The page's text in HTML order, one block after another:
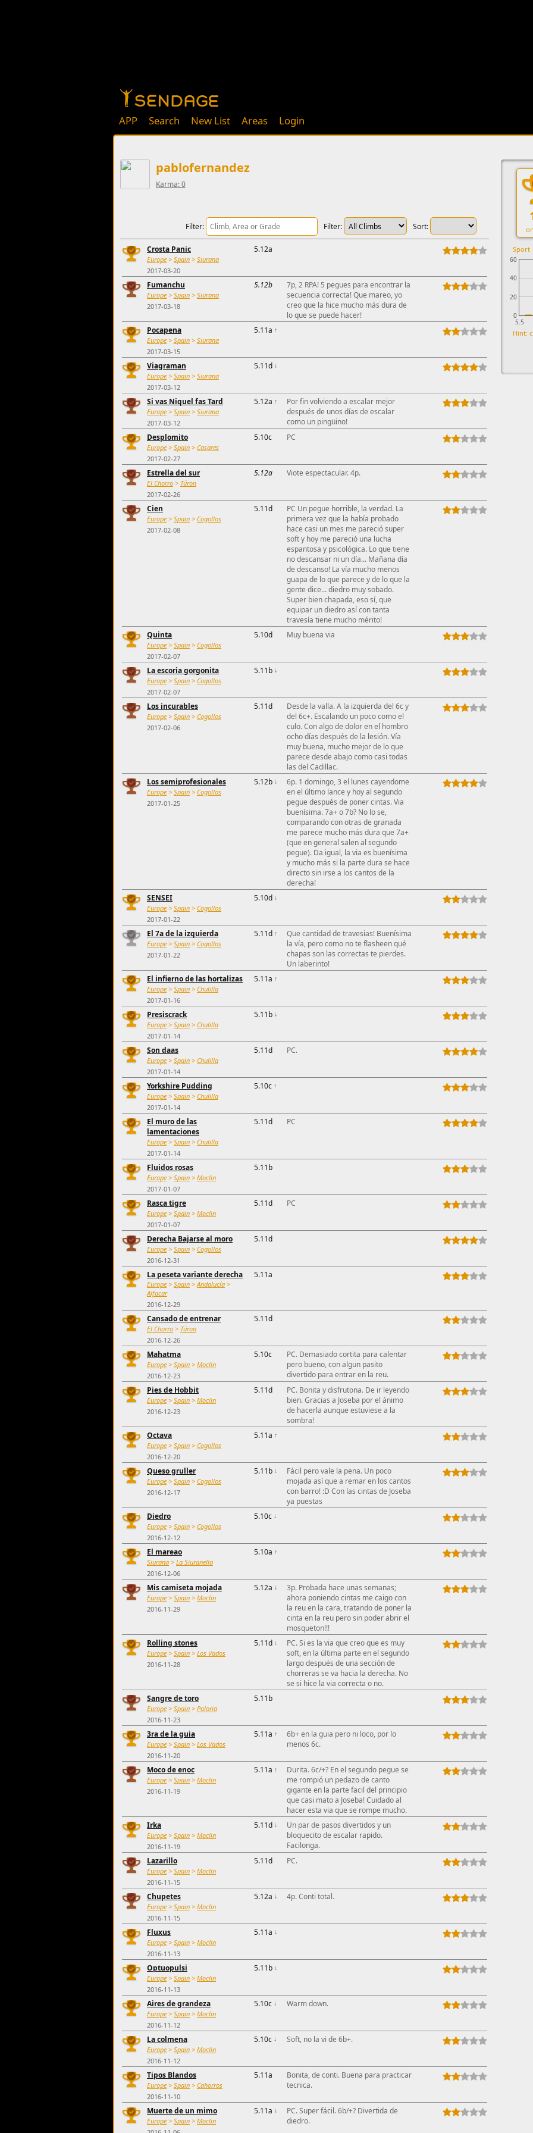
APP Search New List Areas Login
pablofernandez
Karma: 0
Sort:
Filter:
Filter:
Crosta Panic
Europe > Spain > Siurana
2017-03-20
5.12a
Fumanchu
Europe > Spain > Siurana
2017-03-18
5.12b
7p, 2 RPA! 5 pegues para encontrar la
secuencia correcta! Que mareo, yo
creo que la hice mucho más dura de
lo que se puede hacer!
Pocapena
Europe > Spain > Siurana
2017-03-15
5.11a ↑
Viagraman
Europe > Spain > Siurana
2017-03-12
5.11d ↓
Si vas Niquel fas Tard
Europe > Spain > Siurana
2017-03-12
5.12a ↑
Por fin volviendo a escalar mejor
después de unos días de escalar
como un pingüino!
Desplomito
Europe > Spain > Casares
2017-02-27
5.10c PC
Estrella del sur
El Chorro > Túron
2017-02-26
5.12a Viote espectacular. 4p.
Cien
Europe > Spain > Cogollos
2017-02-08
5.11d
PC Un pegue horrible, la verdad. La
primera vez que la había probado
hace casi un mes me pareció super
soft y hoy me pareció una lucha
espantosa y psicológica. Lo que tiene
no descansar ni un día... Mañana día
de descanso! La vía mucho menos
guapa de lo que parece y de lo que la
gente dice... diedro muy sobado.
Super bien chapada, eso sí, que
equipar un diedro así con tanta
travesía tiene mucho mérito!
Quinta
Europe > Spain > Cogollos
2017-02-07
5.10d Muy buena via
La escoria gorgonita
Europe > Spain > Cogollos
2017-02-07
5.11b ↓
Los incurables
Europe > Spain > Cogollos
2017-02-06
5.11d
Desde la valla. A la izquierda del 6c y
del 6c+. Escalando un poco como el
culo. Con algo de dolor en el hombro
ocho días después de la lesión. Vía
muy buena, mucho mejor de lo que
parece desde abajo como casi todas
las del Cadillac.
Los semiprofesionales
Europe > Spain > Cogollos
2017-01-25
5.12b ↓
6p. 1 domingo, 3 el lunes cayendome
en el último lance y hoy al segundo
pegue después de poner cintas. Via
buenísima. 7a+ o 7b? No lo se,
comparando con otras de granada
me parece mucho más dura que 7a+
(que en general salen al segundo
pegue). Da igual, la via es buenísima
y mucho más si la parte dura se hace
directo sin irse a los cantos de la
derecha!
SENSEI
Europe > Spain > Cogollos
2017-01-22
5.10d ↓
El 7a de la izquierda
Europe > Spain > Cogollos
2017-01-22
5.11d ↑
Que cantidad de travesias! Buenísima
la vía, pero como no te flasheen qué
chapas son las correctas te pierdes.
Un laberinto!
El infierno de las hortalizas
Europe > Spain > Chulilla
2017-01-16
5.11a ↑
Presiscrack
Europe > Spain > Chulilla
2017-01-14
5.11b ↓
Son daas
Europe > Spain > Chulilla
2017-01-14
5.11d PC.
Yorkshire Pudding
Europe > Spain > Chulilla
2017-01-14
5.10c ↑
El muro de las
lamentaciones
Europe > Spain > Chulilla
2017-01-14
5.11d PC
Fluidos rosas
Europe > Spain > Moclin
2017-01-07
5.11b
Rasca tigre
Europe > Spain > Moclin
2017-01-07
5.11d PC
Derecha Bajarse al moro
Europe > Spain > Cogollos
2016-12-31
5.11d
La peseta variante derecha
Europe > Spain >Andalucía >
Alfacar
2016-12-29
5.11a
Cansado de entrenar
El Chorro > Túron
2016-12-26
5.11d
Mahatma
Europe > Spain > Moclin
2016-12-23
5.10c
PC. Demasiado cortita para calentar
pero bueno, con algun pasito
divertido para entrar en la reu.
Pies de Hobbit
Europe > Spain > Moclin
2016-12-23
5.11d
PC. Bonita y disfrutona. De ir leyendo
bien. Gracias a Joseba por el ánimo
de hacerla aunque estuviese a la
sombra!
Octava
Europe > Spain > Cogollos
2016-12-20
5.11a ↑
Queso gruller
Europe > Spain > Cogollos
2016-12-17
5.11b ↓
Fácil pero vale la pena. Un poco
mojada así que a remar en los cantos
con barro! :D Con las cintas de Joseba
ya puestas
Diedro
Europe > Spain > Cogollos
2016-12-12
5.10c ↓
El mareao
Siurana > La Siuranella
2016-12-06
5.10a ↑
Mis camiseta mojada
Europe > Spain > Moclin
2016-11-29
5.12a ↓
3p. Probada hace unas semanas;
ahora poniendo cintas me caigo con
la reu en la cara, tratando de poner la
cinta en la reu pero sin poder abrir el
mosqueton!!!
Rolling stones
Europe > Spain > Los Vados
2016-11-28
5.11d ↓
PC. Si es la via que creo que es muy
soft, en la última parte en el segundo
largo después de una sección de
chorreras se va hacia la derecha. No
se si hice la via correcta o no.
Sangre de toro
Europe > Spain > Poloria
2016-11-23
5.11b
3ra de la guia
Europe > Spain > Los Vados
2016-11-20
5.11a ↑
6b+ en la guia pero ni loco, por lo
menos 6c.
Moco de enoc
Europe > Spain > Moclin
2016-11-19
5.11a ↑
Durita. 6c/+? En el segundo pegue se
me rompió un pedazo de canto
gigante en la parte facil del principio
que casi mato a Joseba! Cuidado al
hacer esta via que se rompe mucho.
Irka
Europe > Spain > Moclin
2016-11-19
5.11d ↓
Un par de pasos divertidos y un
bloquecito de escalar rapido.
Facilonga.
Lazarillo
Europe > Spain > Moclin
2016-11-15
5.11d PC.
Chupetes
Europe > Spain > Moclin
2016-11-15
5.12a ↓ 4p. Conti total.
Fluxus
Europe > Spain > Moclin
2016-11-13
5.11a ↓
Optuopulsi
Europe > Spain > Moclin
2016-11-13
5.11b ↓
Aires de grandeza
Europe > Spain > Moclin
2016-11-12
5.10c ↓ Warm down.
La colmena
Europe > Spain > Moclin
2016-11-12
5.10c ↓ Soft, no la vi de 6b+.
Tipos Blandos
Europe > Spain > Cahorros
2016-11-10
5.11a
Bonita, de conti. Buena para practicar
tecnica.
Muerte de un mimo
Europe > Spain > Moclin
5.11a ↓
PC. Super fácil. 6b/+? Divertida de
diedro.
Sport
5.5
0
20
40
60
Hint: